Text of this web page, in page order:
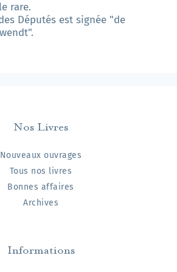
rare.
Députés est signée "de
Nos Livres
Nouveaux ouvrages
Tous nos livres
Bonnes affaires
Archives
Informations